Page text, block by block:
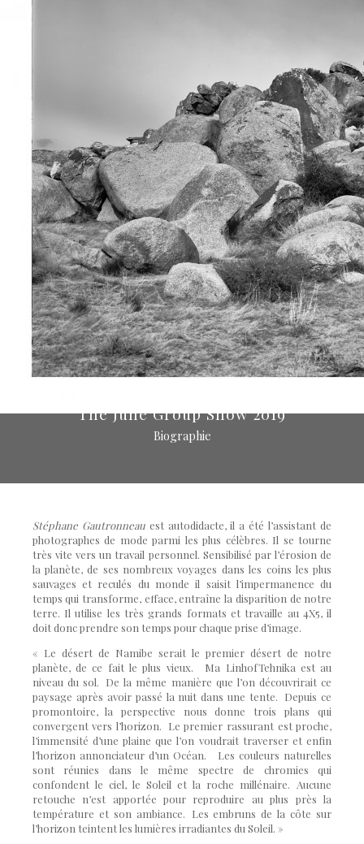
The June Group Show 2019
Biographie
Stéphane Gautronneau est autodidacte, il a été l’assistant de
photographes de mode parmi les plus célèbres. Il se tourne
très vite vers un travail personnel. Sensibilisé par l’érosion de
la planète, de ses nombreux voyages dans les coins les plus
sauvages et reculés du monde il saisit l’impermanence du
temps qui transforme, efface, entraîne la disparition de notre
terre. Il utilise les très grands formats et travaille au 4X5, il
doit donc prendre son temps pour chaque prise d’image.
« Le désert de Namibe serait le premier désert de notre
planète, de ce fait le plus vieux. Ma LinhofTehnika est au
niveau du sol. De la même manière que l’on découvrirait ce
paysage après avoir passé la nuit dans une tente. Depuis ce
promontoire, la perspective nous donne trois plans qui
convergent vers l’horizon. Le premier rassurant est proche,
l’immensité d’une plaine que l’on voudrait traverser et enfin
l’horizon annonciateur d’un Océan. Les couleurs naturelles
sont réunies dans le même spectre de chromies qui
confondent le ciel, le Soleil et la roche millénaire. Aucune
retouche n’est apportée pour reproduire au plus près la
température et son ambiance. Les embruns de la côte sur
l’horizon teintent les lumières irradiantes du Soleil. »